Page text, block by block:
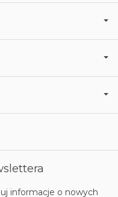
informacje o nowych